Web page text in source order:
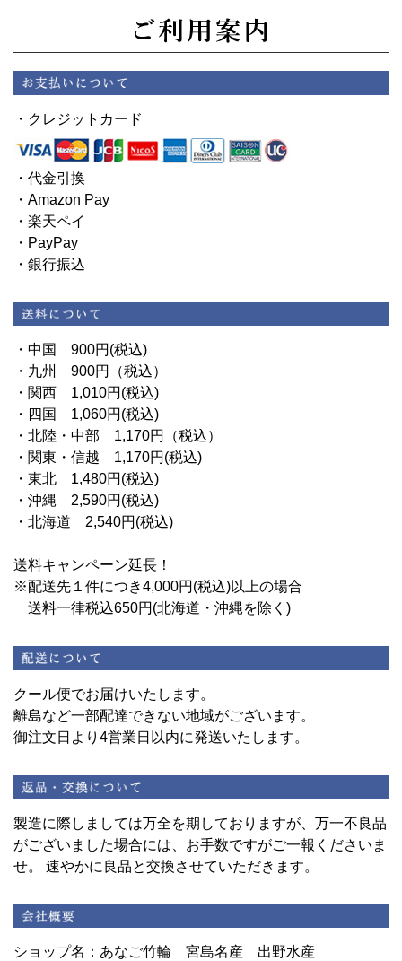
・クレジットカード
・代金引換
・Amazon Pay
・楽天ペイ
・PayPay
・銀行振込
・中国 900円(税込)
・九州 900円（税込）
・関西 1,010円(税込)
・四国 1,060円(税込)
・北陸・中部 1,170円（税込）
・関東・信越 1,170円(税込)
・東北 1,480円(税込)
・沖縄 2,590円(税込)
・北海道 2,540円(税込)
送料キャンペーン延長！
※配送先１件につき4,000円(税込)以上の場合
送料一律税込650円(北海道・沖縄を除く)
クール便でお届けいたします。
離島など一部配達できない地域がございます。
御注文日より4営業日以内に発送いたします。
製造に際しましては万全を期しておりますが、万一不良品
がございました場合には、お手数ですがご一報くださいま
せ。 速やかに良品と交換させていただきます。
ショップ名：あなご竹輪 宮島名産 出野水産